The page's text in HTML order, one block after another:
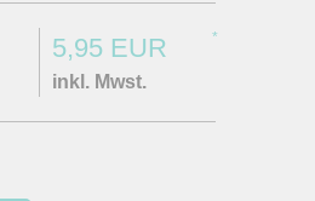
5,95 EUR *
inkl. Mwst.